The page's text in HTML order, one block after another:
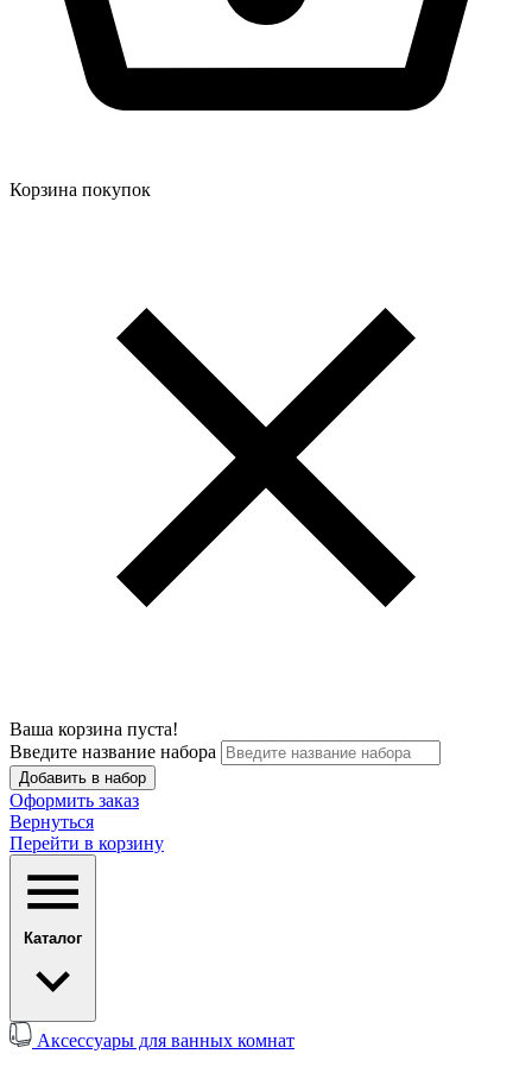
Корзина покупок
Ваша корзина пуста!
Введите название набора
Добавить в набор
Оформить заказ
Вернуться
Перейти в корзину
Каталог
Аксессуары для ванных комнат